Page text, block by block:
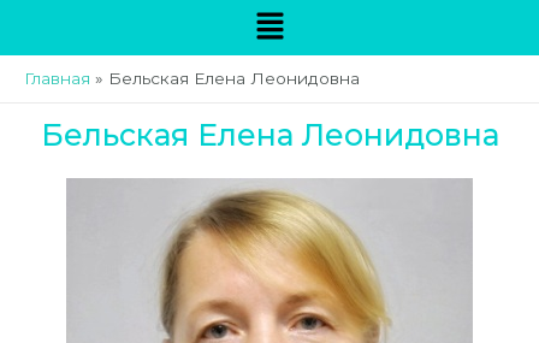
r
e
g
r
m
a
g
a
m
Меню
Главная Бельская Елена Леонидовна
Бельская Елена Леонидовна